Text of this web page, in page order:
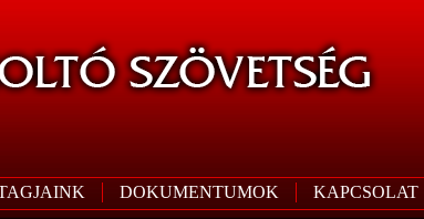
DOKUMENTUMOK KAPCSOLAT